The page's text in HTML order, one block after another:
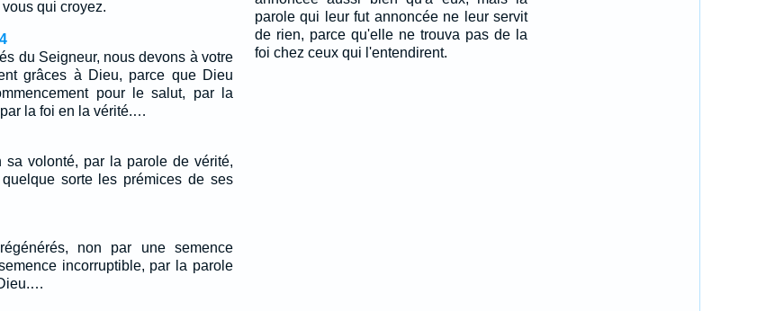
qui croyez.
du Seigneur, nous devons à votre
grâces à Dieu, parce que Dieu
pour le salut, par la
la foi en la vérité.…
sa volonté, par la parole de vérité,
sorte les prémices de ses
non par une semence
incorruptible, par la parole
parole qui leur fut annoncée ne leur servit
de rien, parce qu'elle ne trouva pas de la
foi chez ceux qui l'entendirent.